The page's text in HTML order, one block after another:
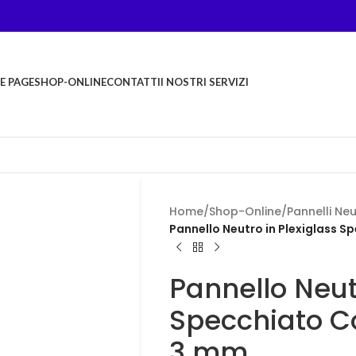
PAGESHOP-ONLINECONTATTII NOSTRI SERVIZI
Home/Shop-Online/Pannelli
Pannello Neutro in Plexiglass
Pannello
Specchiato